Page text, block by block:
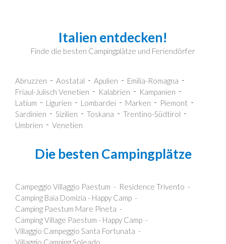
Italien entdecken!
Finde die besten Campingplätze und Feriendörfer
Abruzzen Aostatal Apulien
Emilia-Romagna
Friaul-Julisch Venetien
Kalabrien
Kampanien
Latium
Ligurien Lombardei Marken
Piemont
Sardinien
Sizilien Toskana
Trentino-Südtirol
Umbrien
Venetien
Die besten Campingplätze
Campeggio Villaggio Paestum
Residence Trivento
Camping Baia Domizia - Happy Camp
Camping Paestum Mare Pineta
Camping Village Paestum - Happy Camp
Villaggio Campeggio Santa Fortunata
Villaggio Camping Soleado